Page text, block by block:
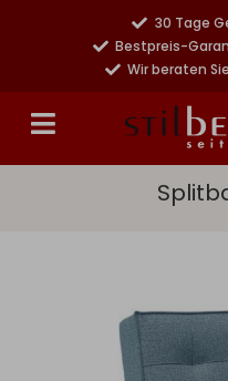
30 Tage
Bestpreis-
Wir beraten